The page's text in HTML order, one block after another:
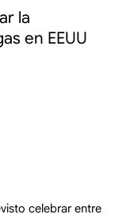
la
en EEUU
celebrar entre